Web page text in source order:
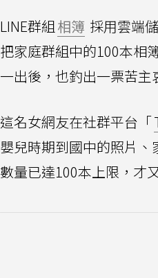
LINE群組相簿 採用雲端
把家庭群組中的100本相
一出後，也釣出一票苦主
這名女網友在社群平台「
嬰兒時期到國中的照片
數量已達100本上限，才